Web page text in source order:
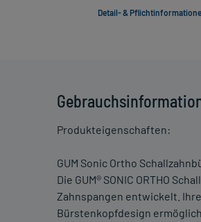
Produkteigenschaften:
GUM Sonic Ortho
Die GUM® SONIC ORTHO
Zahnspangen entwickelt.
Bürstenkopfdesign
Detail- &